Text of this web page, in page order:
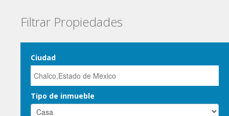
Filtrar Propiedades
Ciudad
Tipo de inmueble